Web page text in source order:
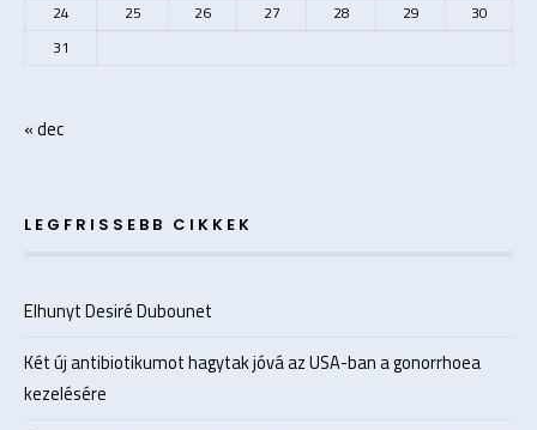
24
25 26 27 28 29
30
31
« dec
LEGFRISSEBB CIKKEK
Elhunyt Desiré Dubounet
Két új antibiotikumot hagytak jóvá az USA-ban a gonorrhoea
kezelésére